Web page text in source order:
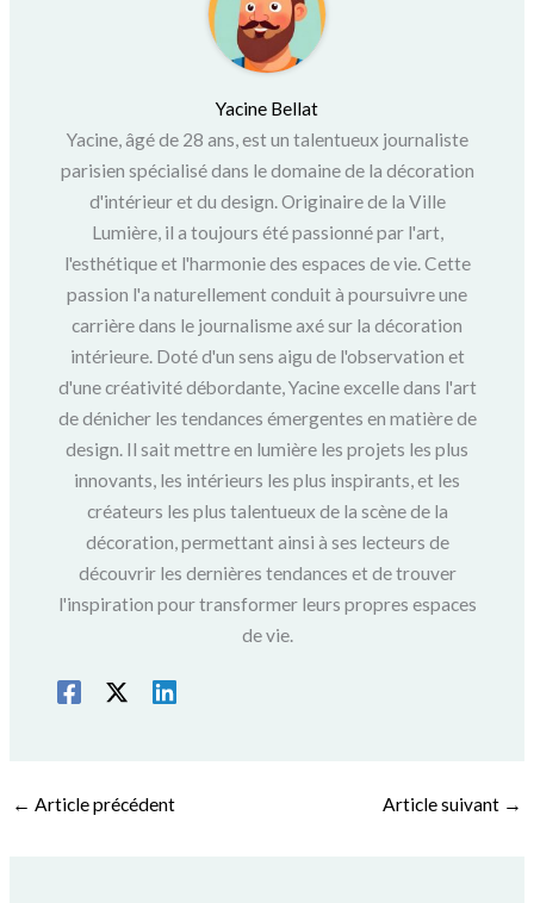
Yacine Bellat
Yacine, âgé de 28 ans, est un talentueux journaliste
parisien spécialisé dans le domaine de la décoration
d'intérieur et du design. Originaire de la Ville
Lumière, il a toujours été passionné par l'art,
l'esthétique et l'harmonie des espaces de vie. Cette
passion l'a naturellement conduit à poursuivre une
carrière dans le journalisme axé sur la décoration
intérieure. Doté d'un sens aigu de l'observation et
d'une créativité débordante, Yacine excelle dans l'art
de dénicher les tendances émergentes en matière de
design. Il sait mettre en lumière les projets les plus
innovants, les intérieurs les plus inspirants, et les
créateurs les plus talentueux de la scène de la
décoration, permettant ainsi à ses lecteurs de
découvrir les dernières tendances et de trouver
l'inspiration pour transformer leurs propres espaces
de vie.
← Article précédent Article suivant →